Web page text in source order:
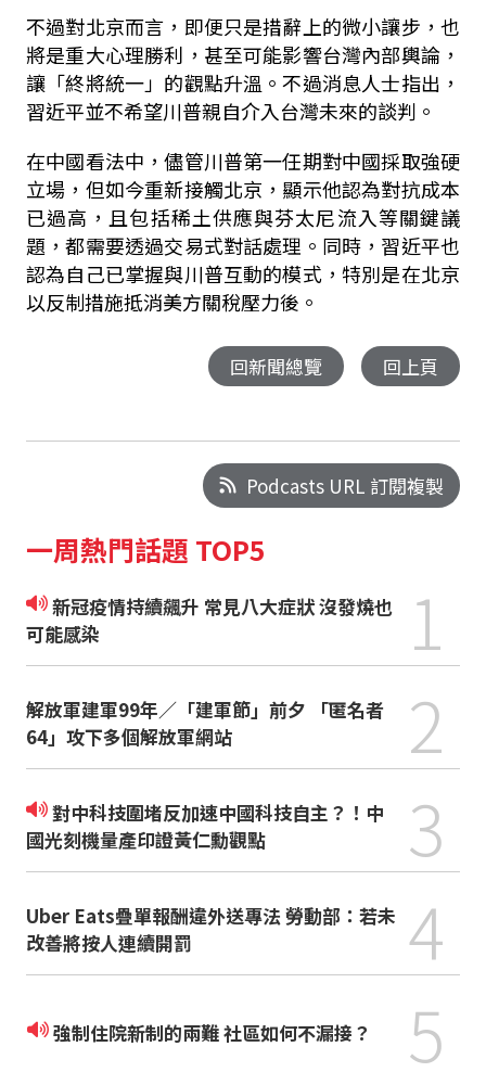
不過對北京而言，即便只是措辭上的微小讓步，也
將是重大心理勝利，甚至可能影響台灣內部輿論，
讓「終將統一」的觀點升溫。不過消息人士指出，
習近平並不希望川普親自介入台灣未來的談判。
在中國看法中，儘管川普第一任期對中國採取強硬
立場，但如今重新接觸北京，顯示他認為對抗成本
已過高，且包括稀土供應與芬太尼流入等關鍵議
題，都需要透過交易式對話處理。同時，習近平也
認為自己已掌握與川普互動的模式，特別是在北京
以反制措施抵消美方關稅壓力後。
回新聞總覽 回上頁
Podcasts URL 訂閱複製
一周熱門話題 TOP5
新冠疫情持續飆升 常見八大症狀 沒發燒也
可能感染
1
解放軍建軍99年／「建軍節」前夕 「匿名者
64」攻下多個解放軍網站
2
對中科技圍堵反加速中國科技自主？！中
國光刻機量產印證黃仁勳觀點
3
Uber Eats疊單報酬違外送專法 勞動部：若未
改善將按人連續開罰
4
強制住院新制的兩難 社區如何不漏接？ 5